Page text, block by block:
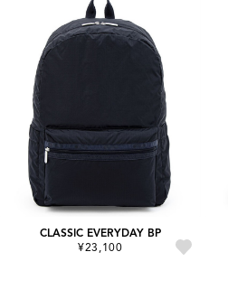
CLASSIC EVERYDAY BP
¥23,100